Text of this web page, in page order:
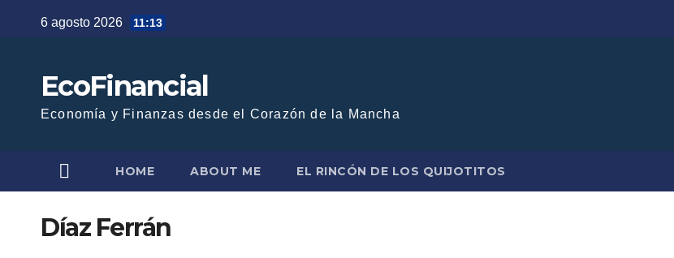
6 agosto 2026 11:13
EcoFinancial
Economía y Finanzas desde el Corazón de la Mancha
HOME ABOUT ME EL RINCÓN DE LOS QUIJOTITOS
Díaz Ferrán